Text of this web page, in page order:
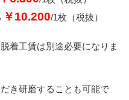
￥10.200/1枚（税抜）
着工賃は別途必要になりま
き研磨することも可能で